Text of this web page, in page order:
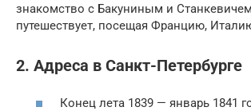
знакомство с Бакуниным и
путешествует, посещая Францию,
2. Адреса в Санкт-Петербурге
Конец лета 1839 — январь 1841